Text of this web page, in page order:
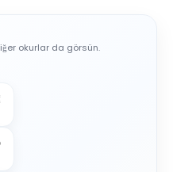
okurlar da görsün.